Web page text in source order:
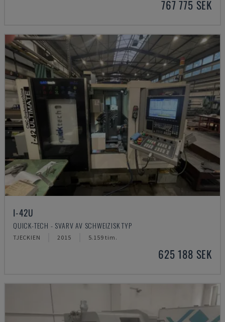
767 775 SEK
I-42U
QUICK-TECH - SVARV AV SCHWEIZISK TYP
TJECKIEN 2015 5.159 tim.
625 188 SEK